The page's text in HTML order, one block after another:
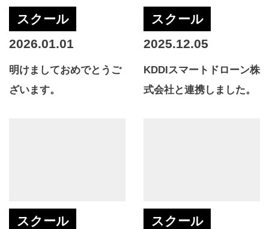
スクール
2026.01.01
明けましておめでとうご
ざいます。
スクール
2025.12.05
KDDIスマートドローン株
式会社と連携しました。
スクール
スクール